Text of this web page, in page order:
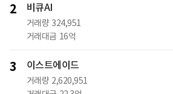
2 비큐AI
거래량 324,951
거래대금 16억
3 이스트에이드
거래량 2,620,951